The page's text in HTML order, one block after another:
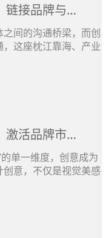
链接品牌与…
间的沟通桥梁，而创
这座枕江靠海、产业
激活品牌市…
单一维度，创意成为
意，不仅是视觉美感